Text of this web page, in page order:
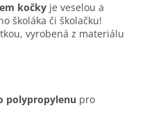
kočky je veselou a
školáka či školačku!
vyrobená z materiálu
polypropylenu pro